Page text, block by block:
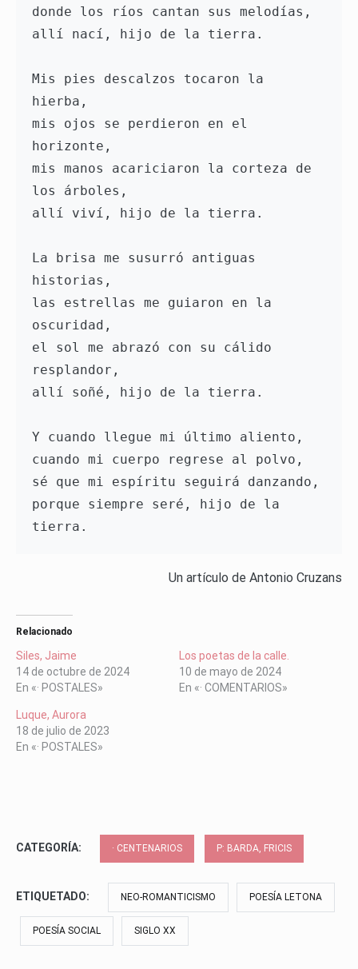
donde los ríos cantan sus melodías,
allí nací, hijo de la tierra.
Mis pies descalzos tocaron la
hierba,
mis ojos se perdieron en el
horizonte,
mis manos acariciaron la corteza de
los árboles,
allí viví, hijo de la tierra.
La brisa me susurró antiguas
historias,
las estrellas me guiaron en la
oscuridad,
el sol me abrazó con su cálido
resplandor,
allí soñé, hijo de la tierra.
Y cuando llegue mi último aliento,
cuando mi cuerpo regrese al polvo,
sé que mi espíritu seguirá danzando,
porque siempre seré, hijo de la
Un artículo de Antonio Cruzans
Relacionado
Siles, Jaime
14 de octubre de 2024
En «· POSTALES»
Los poetas de la calle.
10 de mayo de 2024
En «· COMENTARIOS»
Luque, Aurora
18 de julio de 2023
En «· POSTALES»
CATEGORÍA: · CENTENARIOS P: BARDA, FRICIS
ETIQUETADO: NEO-ROMANTICISMO POESÍA LETONA
POESÍA SOCIAL SIGLO XX